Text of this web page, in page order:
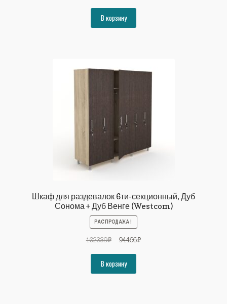
составляла
93036₽.
В корзину
Шкаф для раздевалок 6ти-секционный, Дуб
Сонома + Дуб Венге (Westcom)
РАСПРОДАЖА!
102339₽
Первоначальная
составляла
102339₽.
94466₽Текущая
В корзину